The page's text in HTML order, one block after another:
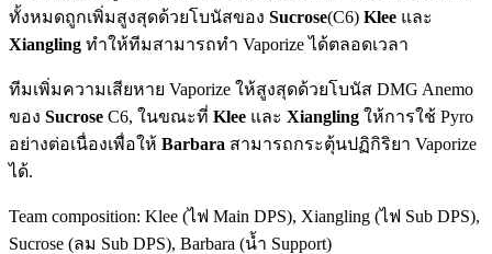
ทั้งหมดถูกเพิ่มสูงสุดด้วยโบนัสของ Sucrose(C6) Klee และ
Xiangling ทำให้ทีมสามารถทำ Vaporizeได้ตลอดเวลา
ทีมเพิ่มความเสียหาย Vaporize ให้สูงสุดด้วยโบนัส DMG Anemo
ของ Sucrose C6, ในขณะที่ Klee และ Xiangling ให้การใช้ Pyro
อย่างต่อเนื่องเพื่อให้ Barbara สามารถกระตุ้นปฏิกิริยา Vaporize
ได้.
Team composition: Klee (ไฟ Main DPS), Xiangling (ไฟ Sub DPS),
Sucrose (ลม Sub DPS), Barbara (น้ำ Support)